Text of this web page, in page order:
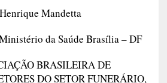
Mandetta
da Saúde Brasília – DF
BRASILEIRA DE